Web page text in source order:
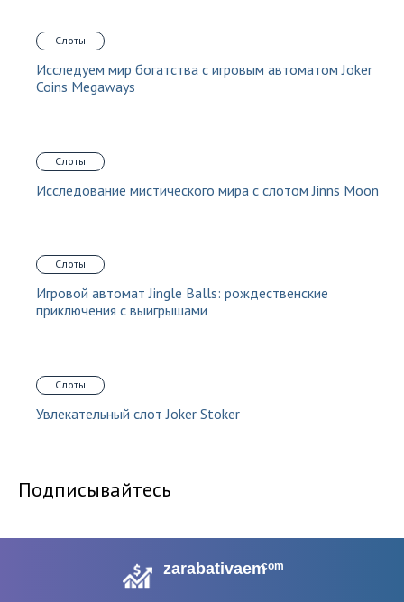
Слоты
Исследуем мир богатства с игровым автоматом Joker
Coins Megaways
Слоты
Исследование мистического мира с слотом Jinns Moon
Слоты
Игровой автомат Jingle Balls: рождественские
приключения с выигрышами
Слоты
Увлекательный слот Joker Stoker
Подписывайтесь
zarabativaemcom